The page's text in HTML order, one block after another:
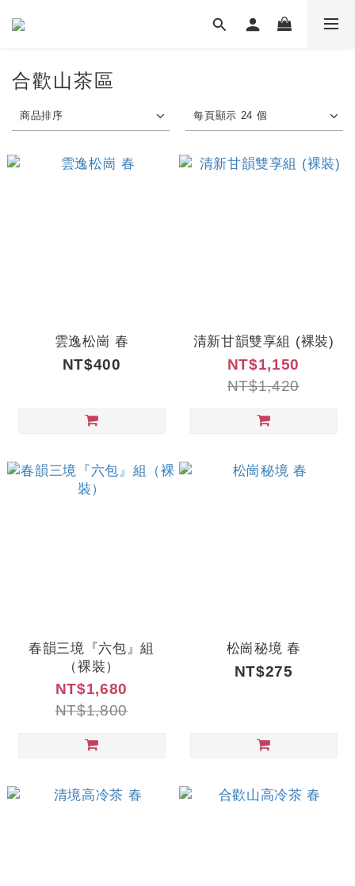
合歡山茶區
商品排序 每頁顯示 24 個
雲逸松崗 春
NT$400
清新甘韻雙享組 (裸裝)
NT$1,150
NT$1,420
春韻三境『六包』組
（裸裝）
NT$1,680
NT$1,800
松崗秘境 春
NT$275